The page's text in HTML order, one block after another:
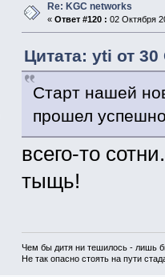
Re: KGC networks
« Ответ #120 : 02 Октября
Цитата: yti от
Старт нашей
прошел
всего-то
тыщь!
Чем бы дитя ни тешилось - лишь
Не так опасно стоять на пути